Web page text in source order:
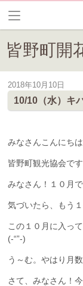
皆野町開
皆野は花の見所が
2018年10月10日
10/10（水）キ
みなさんこんにち
皆野町観光協会で
みなさん！１０月で
気づいたら、もう
この１０月に入っ
(-“”-)
う～む。やはり月
さて、みなさん！